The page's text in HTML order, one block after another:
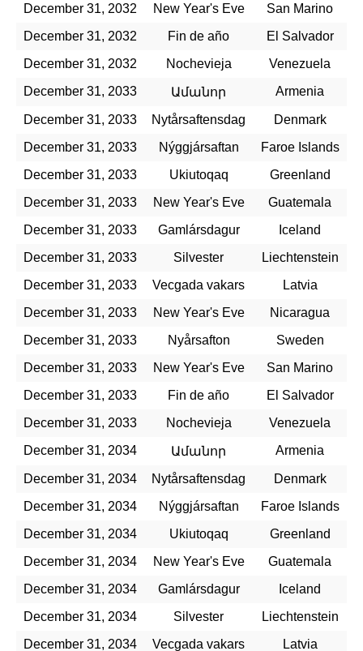
December 31, 2032
New Year's Eve
San Marino
December 31, 2032
Fin de año
El Salvador
December 31, 2032
Nochevieja
Venezuela
December 31, 2033
Ամանոր Armenia
December 31, 2033 Nytårsaftensdag
Denmark
December 31, 2033
Nýggjársaftan
Faroe Islands
December 31, 2033
Ukiutoqaq
Greenland
December 31, 2033
New Year's Eve
Guatemala
December 31, 2033
Gamlársdagur
Iceland
December 31, 2033
Silvester
Liechtenstein
December 31, 2033
Vecgada vakars
Latvia
December 31, 2033
New Year's Eve
Nicaragua
December 31, 2033
Nyårsafton
Sweden
December 31, 2033
New Year's Eve
San Marino
December 31, 2033
Fin de año
El Salvador
December 31, 2033
Nochevieja
Venezuela
December 31, 2034
Ամանոր Armenia
December 31, 2034 Nytårsaftensdag
Denmark
December 31, 2034
Nýggjársaftan
Faroe Islands
December 31, 2034
Ukiutoqaq
Greenland
December 31, 2034
New Year's Eve
Guatemala
December 31, 2034
Gamlársdagur
Iceland
December 31, 2034
Silvester
Liechtenstein
December 31, 2034
Vecgada vakars Latvia